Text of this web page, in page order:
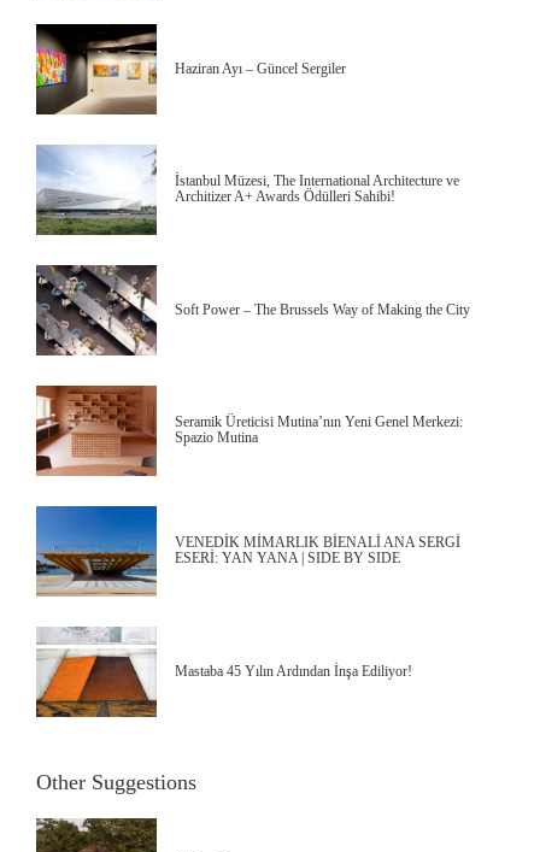
Haziran Ayı – Güncel Sergiler
İstanbul Müzesi, The International Architecture ve
Architizer A+ Awards Ödülleri Sahibi!
Soft Power – The Brussels Way of Making the City
Seramik Üreticisi Mutina’nın Yeni Genel Merkezi:
Spazio Mutina
VENEDİK MİMARLIK BİENALİ ANA SERGİ
ESERİ: YAN YANA | SIDE BY SIDE
Mastaba 45 Yılın Ardından İnşa Ediliyor!
Other Suggestions